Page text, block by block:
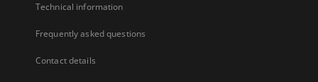
Technical information
Frequently asked questions
Contact details